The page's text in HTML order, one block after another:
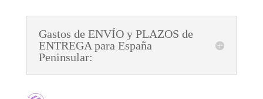
Gastos de ENVÍO y PLAZOS de
ENTREGA para España
Peninsular: